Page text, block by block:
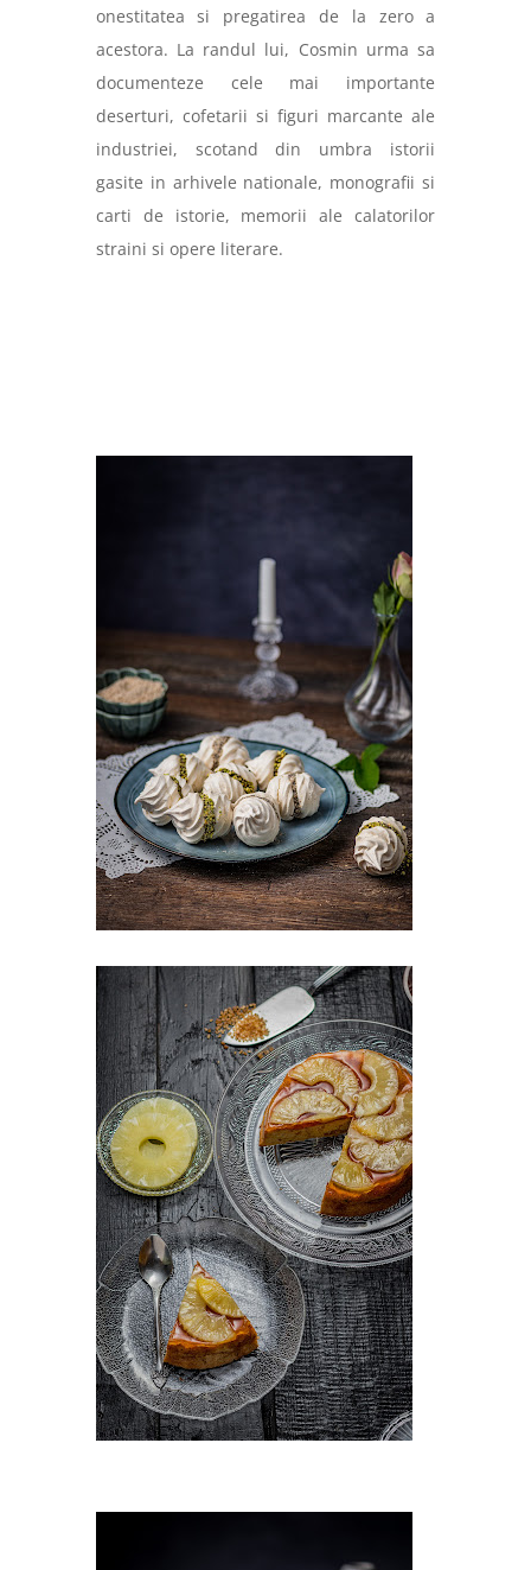
onestitatea si pregatirea de la zero a
acestora. La randul lui, Cosmin urma sa
documenteze cele mai importante
deserturi, cofetarii si figuri marcante ale
industriei, scotand din umbra istorii
gasite in arhivele nationale, monografii si
carti de istorie, memorii ale calatorilor
straini si opere literare.